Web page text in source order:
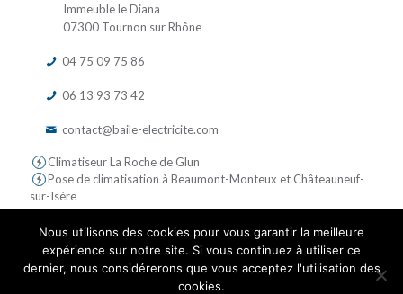
Immeuble le Diana
07300 Tournon sur Rhône
04 75 09 75 86
06 13 93 73 42
contact@baile-electricite.com
Climatiseur La Roche de Glun
Pose de climatisation à Beaumont-Monteux et Châteauneuf-
sur-Isère
Nous utilisons des cookies pour vous garantir la meilleure
expérience sur notre site. Si vous continuez à utiliser ce
dernier, nous considérerons que vous acceptez l'utilisation des
cookies.